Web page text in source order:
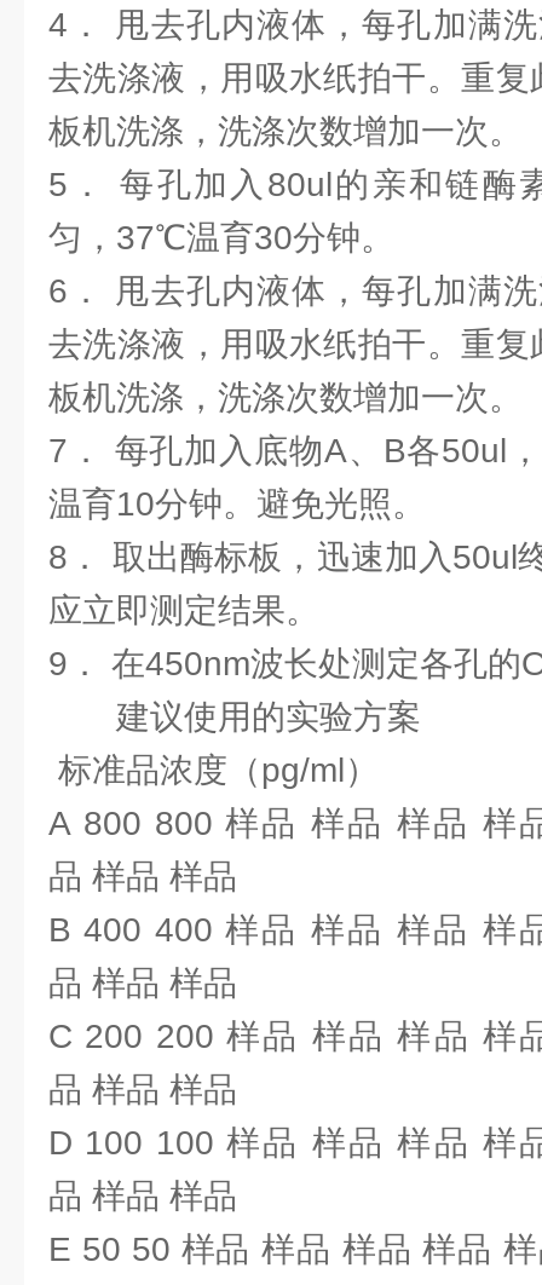
4． 甩去孔内液体，每孔加满
去洗涤液，用吸水纸拍干。重
板机洗涤，洗涤次数增加一次。
5． 每孔加入80ul的亲和链酶
匀，37℃温育30分钟。
6． 甩去孔内液体，每孔加满
去洗涤液，用吸水纸拍干。重
板机洗涤，洗涤次数增加一次。
7． 每孔加入底物A、B各50ul
温育10分钟。避免光照。
8． 取出酶标板，迅速加入50ul
应立即测定结果。
9． 在450nm波长处测定各孔的
建议使用的实验方案
标准品浓度（pg/ml）
A 800 800 样品 样品 样品 样
品 样品 样品
B 400 400 样品 样品 样品 样
品 样品 样品
C 200 200 样品 样品 样品 样
品 样品 样品
D 100 100 样品 样品 样品 样
品 样品 样品
E 50 50 样品 样品 样品 样品